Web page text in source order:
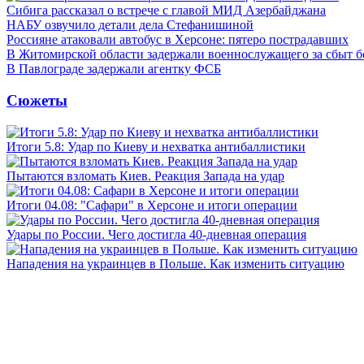
Сибига рассказал о встрече с главой МИД Азербайджана
НАБУ озвучило детали дела Стефанишиной
Россияне атаковали автобус в Херсоне: пятеро пострадавших
В Житомирской области задержали военнослужащего за сбыт
В Павлограде задержали агентку ФСБ
Сюжеты
Итоги 5.8: Удар по Киеву и нехватка антибаллистики
Пытаются взломать Киев. Реакция Запада на удар
Итоги 04.08: "Сафари" в Херсоне и итоги операции
Удары по России. Чего достигла 40-дневная операция
Нападения на украинцев в Польше. Как изменить ситуацию